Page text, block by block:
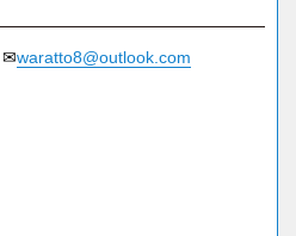
✉waratto8@outlook.com